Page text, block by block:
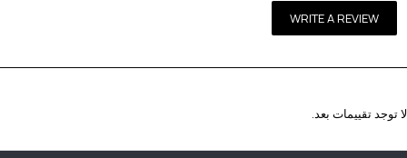
WRITE A REVIEW
لا توجد تقييمات بعد.